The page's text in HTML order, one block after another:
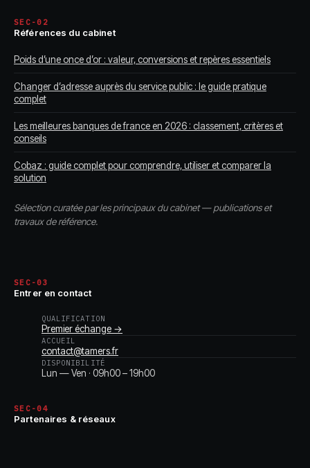
SEC-02
Références du cabinet
Poids d’une once d’or : valeur, conversions et repères essentiels
Changer d’adresse auprès du service public : le guide pratique
complet
Les meilleures banques de france en 2026 : classement, critères et
conseils
Cobaz : guide complet pour comprendre, utiliser et comparer la
solution
Sélection curatée par les principaux du cabinet — publications et
travaux de référence.
SEC-03
Entrer en contact
QUALIFICATION
Premier échange →
ACCUEIL
contact@tamers.fr
DISPONIBILITÉ
Lun — Ven · 09h00 – 19h00
SEC-04
Partenaires & réseaux